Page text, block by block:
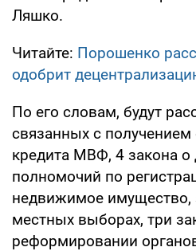
Ляшко.
Читайте: Порошенко
одобрит
По его словам, будут
связанных с
кредита МВФ, 4 закона о
полномочий по
недвижимое имущество,
местных выборах, три
реформировании